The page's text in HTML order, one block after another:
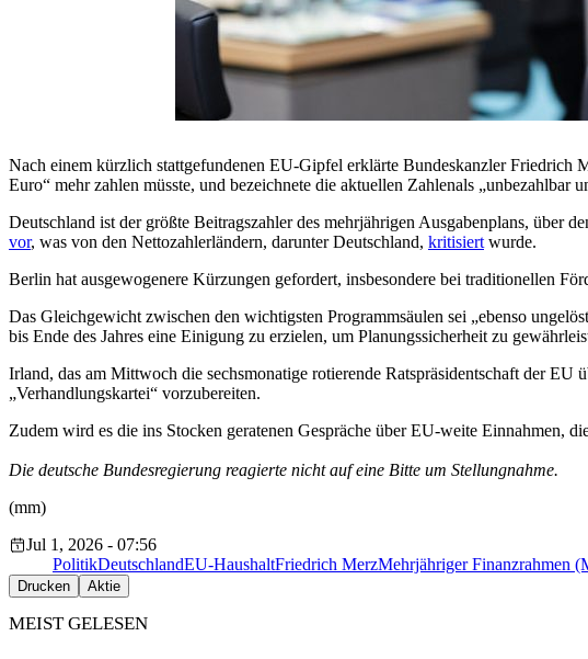
Nach einem kürzlich stattgefundenen EU-Gipfel erklärte Bundeskanzler Friedrich
Euro“ mehr zahlen müsste, und bezeichnete die aktuellen Zahlenals „unbezahlbar
Deutschland ist der größte Beitragszahler des mehrjährigen Ausgabenplans, über
vor, was von den Nettozahlerländern, darunter Deutschland, kritisiert wurde.
Berlin hat ausgewogenere Kürzungen gefordert, insbesondere bei traditionellen
Das Gleichgewicht zwischen den wichtigsten Programmsäulen sei „ebenso
bis Ende des Jahres eine Einigung zu erzielen, um Planungssicherheit zu
Irland, das am Mittwoch die sechsmonatige rotierende Ratspräsidentschaft der
„Verhandlungskartei“ vorzubereiten.
Zudem wird es die ins Stocken geratenen Gespräche über EU-weite Einnahmen,
Die deutsche Bundesregierung reagierte nicht auf eine Bitte um Stellungnahme.
(mm)
Jul 1, 2026 - 07:56
PolitikDeutschlandEU-HaushaltFriedrich MerzMehrjähriger Finanzrahmen
Drucken Aktie
MEIST GELESEN